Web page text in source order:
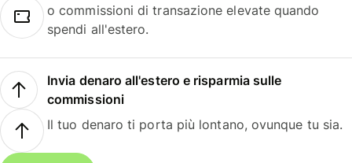
o commissioni di transazione elevate quando
spendi all'estero.
Invia denaro all'estero e risparmia sulle
commissioni
Il tuo denaro ti porta più lontano, ovunque tu sia.